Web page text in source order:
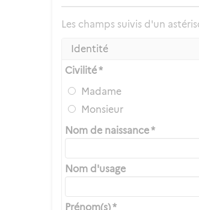
Les champs suivis d'un
Identité
Civilité *
Madame
Monsieur
Nom de naissance *
Nom d'usage
Prénom(s) *